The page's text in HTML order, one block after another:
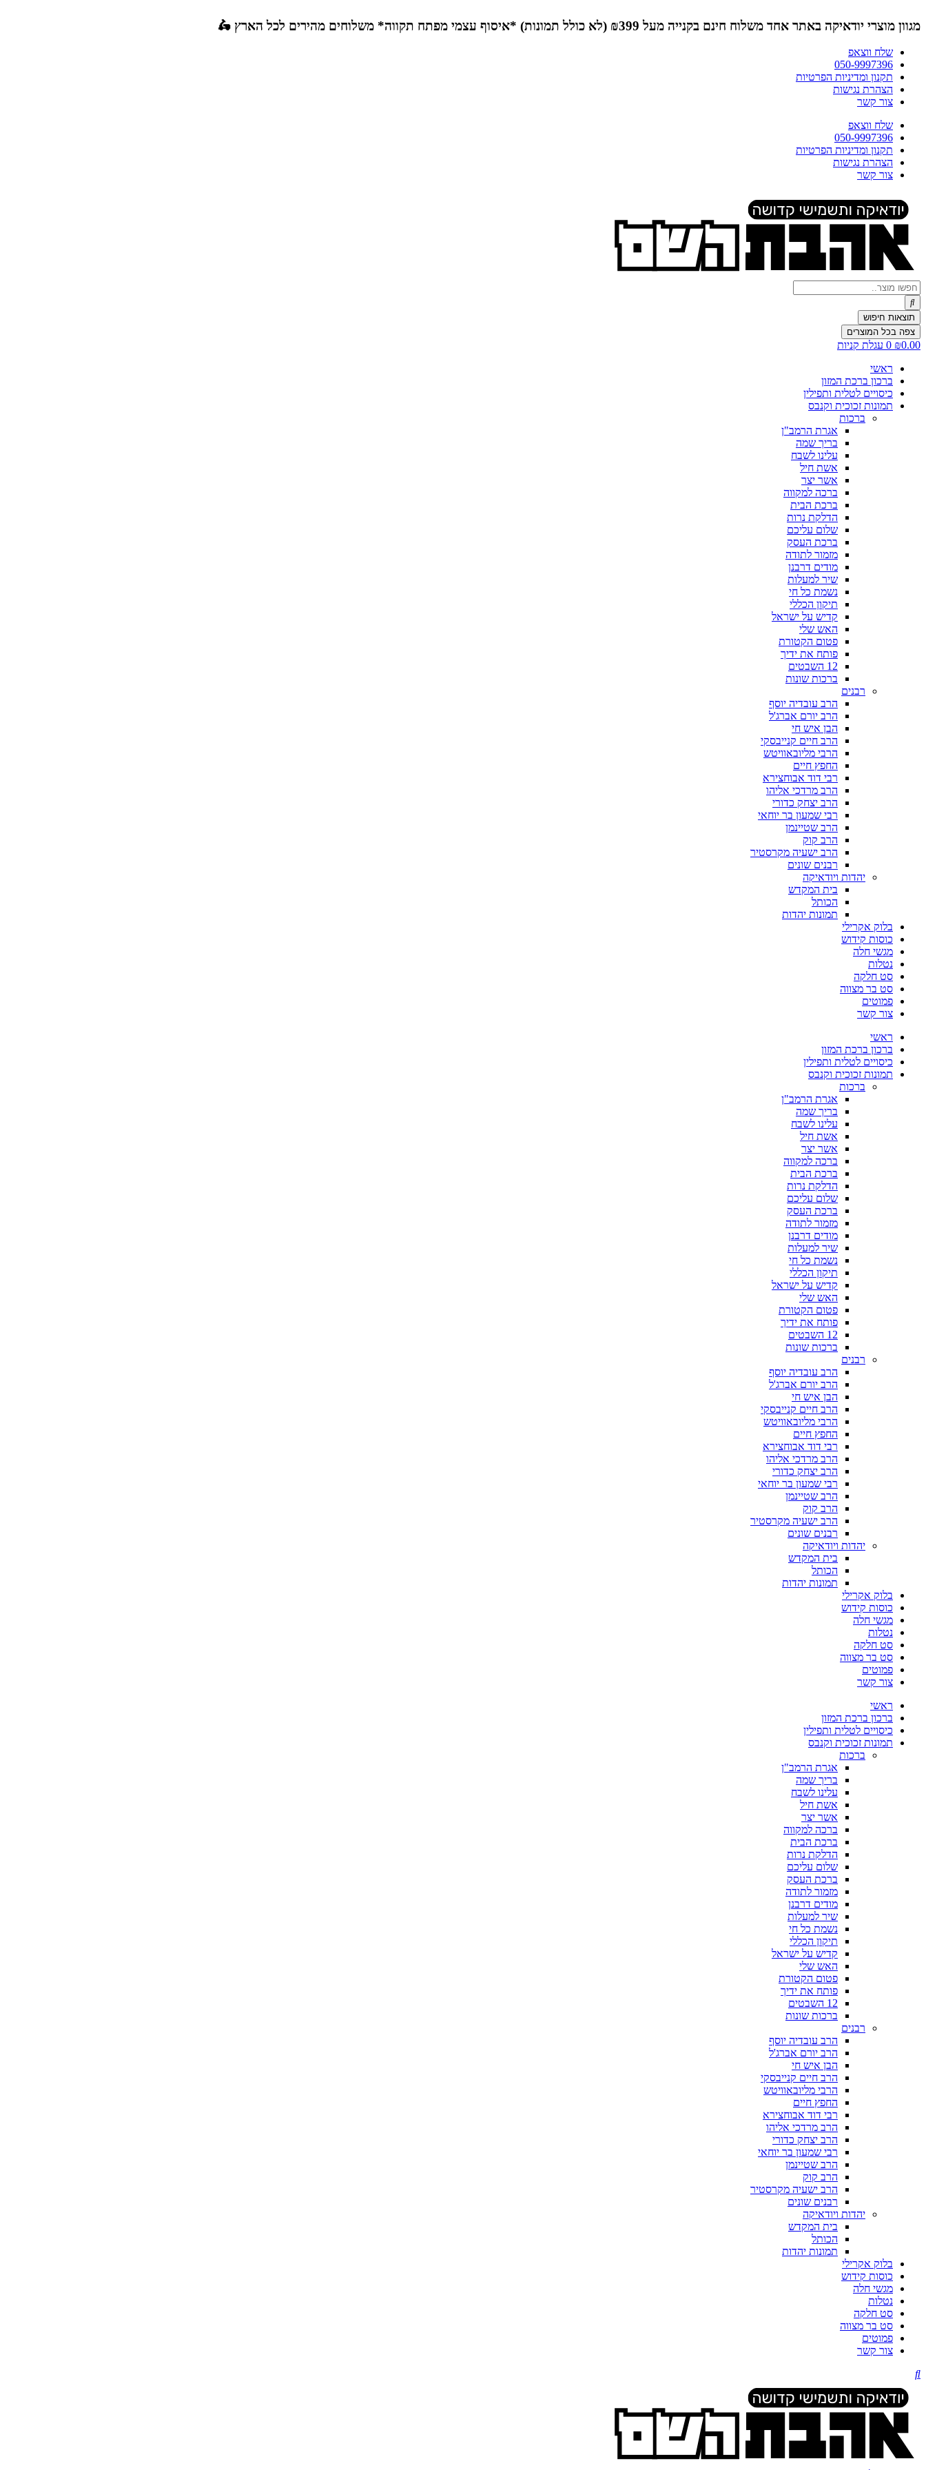
לתוכן
מגוון מוצרי יודאיקה באתר אחד משלוח חינם בקנייה מעל ₪399 (לא כולל תמונות) *איסוף עצמי מפתח תקווה* משלוחים מהירים לכל הארץ 🛵
שלח ווצאפ
050-9997396
תקנון ומדיניות הפרטיות
הצהרת נגישות
צור קשר
שלח ווצאפ
050-9997396
תקנון ומדיניות הפרטיות
הצהרת נגישות
צור קשר
Search
...
תוצאות חיפוש
צפה בכל המוצרים
₪0.00
0 עגלת קניות
ראשי
ברכון ברכת המזון
כיסויים לטלית ותפילין
תמונות זכוכית וקנבס
ברכות
אגרת הרמב"ן
בריך שמה
עלינו לשבח
אשת חיל
אשר יצר
ברכה למקווה
ברכת הבית
הדלקת נרות
שלום עליכם
ברכת העסק
מזמור לתודה
מודים דרבנן
שיר למעלות
נשמת כל חי
תיקון הכללי
קדיש על ישראל
האש שלי
פטום הקטורת
פותח את ידיך
12 השבטים
ברכות שונות
רבנים
הרב עובדיה יוסף
הרב יורם אברג'ל
הבן איש חי
הרב חיים קנייבסקי
הרבי מליובאוויטש
החפץ חיים
רבי דוד אבוחצירא
הרב מרדכי אליהו
הרב יצחק כדורי
רבי שמעון בר יוחאי
הרב שטיינמן
הרב קוק
הרב ישעיה מקרסטיר
רבנים שונים
יהדות ויודאיקה
בית המקדש
הכותל
תמונות יהדות
בלוק אקרילי
כוסות קידוש
מגשי חלה
נטלות
סט חלקה
סט בר מצווה
פמוטים
צור קשר
ראשי
ברכון ברכת המזון
כיסויים לטלית ותפילין
תמונות זכוכית וקנבס
ברכות
אגרת הרמב"ן
בריך שמה
עלינו לשבח
אשת חיל
אשר יצר
ברכה למקווה
ברכת הבית
הדלקת נרות
שלום עליכם
ברכת העסק
מזמור לתודה
מודים דרבנן
שיר למעלות
נשמת כל חי
תיקון הכללי
קדיש על ישראל
האש שלי
פטום הקטורת
פותח את ידיך
12 השבטים
ברכות שונות
רבנים
הרב עובדיה יוסף
הרב יורם אברג'ל
הבן איש חי
הרב חיים קנייבסקי
הרבי מליובאוויטש
החפץ חיים
רבי דוד אבוחצירא
הרב מרדכי אליהו
הרב יצחק כדורי
רבי שמעון בר יוחאי
הרב שטיינמן
הרב קוק
הרב ישעיה מקרסטיר
רבנים שונים
יהדות ויודאיקה
בית המקדש
הכותל
תמונות יהדות
בלוק אקרילי
כוסות קידוש
מגשי חלה
נטלות
סט חלקה
סט בר מצווה
פמוטים
צור קשר
ראשי
ברכון ברכת המזון
כיסויים לטלית ותפילין
תמונות זכוכית וקנבס
ברכות
אגרת הרמב"ן
בריך שמה
עלינו לשבח
אשת חיל
אשר יצר
ברכה למקווה
ברכת הבית
הדלקת נרות
שלום עליכם
ברכת העסק
מזמור לתודה
מודים דרבנן
שיר למעלות
נשמת כל חי
תיקון הכללי
קדיש על ישראל
האש שלי
פטום הקטורת
פותח את ידיך
12 השבטים
ברכות שונות
רבנים
הרב עובדיה יוסף
הרב יורם אברג'ל
הבן איש חי
הרב חיים קנייבסקי
הרבי מליובאוויטש
החפץ חיים
רבי דוד אבוחצירא
הרב מרדכי אליהו
הרב יצחק כדורי
רבי שמעון בר יוחאי
הרב שטיינמן
הרב קוק
הרב ישעיה מקרסטיר
רבנים שונים
יהדות ויודאיקה
בית המקדש
הכותל
תמונות יהדות
בלוק אקרילי
כוסות קידוש
מגשי חלה
נטלות
סט חלקה
סט בר מצווה
פמוטים
צור קשר